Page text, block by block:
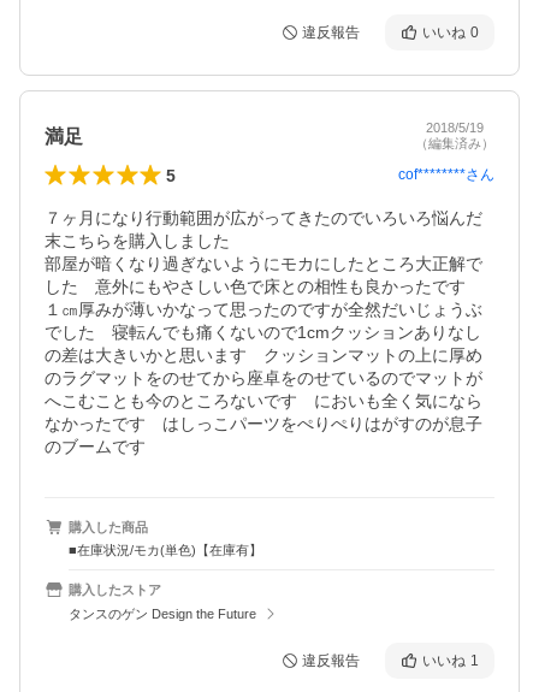
違反報告 いいね 0
満足
2018/5/19
（編集済み）
5 cof********さん
７ヶ月になり行動範囲が広がってきたのでいろいろ悩んだ
末こちらを購入しました
部屋が暗くなり過ぎないようにモカにしたところ大正解で
した　意外にもやさしい色で床との相性も良かったです
１㎝厚みが薄いかなって思ったのですが全然だいじょうぶ
でした　寝転んでも痛くないので1cmクッションありなし
の差は大きいかと思います　クッションマットの上に厚め
のラグマットをのせてから座卓をのせているのでマットが
へこむことも今のところないです　においも全く気になら
なかったです　はしっこパーツをぺりぺりはがすのが息子
のブームです
購入した商品
■在庫状況/モカ(単色)【在庫有】
購入したストア
タンスのゲン Design the Future
違反報告 いいね 1